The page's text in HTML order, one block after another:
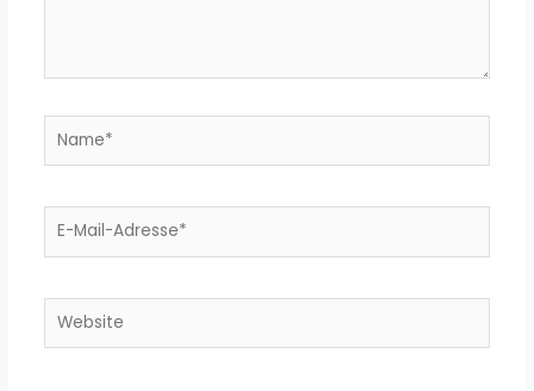
Name*
E-
Website